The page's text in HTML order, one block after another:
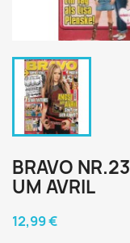
BRAVO
UM AVRIL
12,99 €